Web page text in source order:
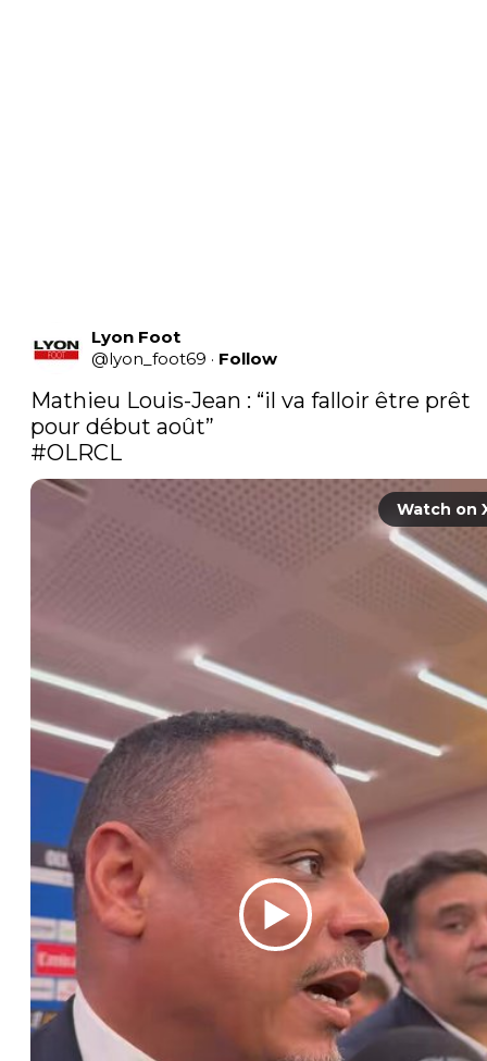
Lyon Foot
@lyon_foot69 · Follow
Mathieu Louis-Jean : “il va falloir être prêt
#OLRCL
Watch on